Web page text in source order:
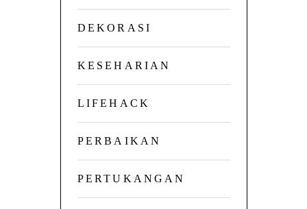
DEKORASI
KESEHARIAN
LIFEHACK
PERBAIKAN
PERTUKANGAN